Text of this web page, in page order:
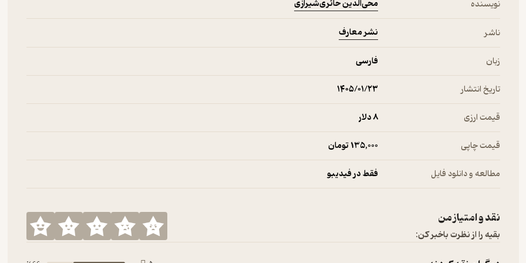
نویسنده محی‌الدین حائری‌شیرازی
ناشر نشر معارف
زبان فارسی
تاریخ انتشار ۱۴۰۵/۰۱/۲۳
قیمت ارزی 8 دلار
قیمت چاپی 135,000 تومان
مطالعه و دانلود فایل فقط در فیدیبو
نقد و امتیاز من
بقیه را از نظرت باخبر کن: